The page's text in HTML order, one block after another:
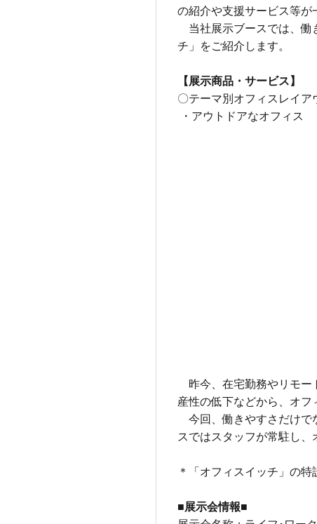
の紹介や支援サービス等が
当社展示ブースでは、働
チ」をご紹介します。
【展示商品・サービス】
〇テーマ別オフィスレイア
・アウトドアなオフィス
昨今、在宅勤務やリモー
産性の低下などから、オフ
今回、働きやすさだけで
スではスタッフが常駐し、
＊「オフィスイッチ」の特
■展示会情報■